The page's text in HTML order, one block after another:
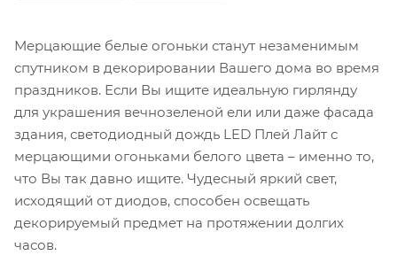
Мерцающие белые огоньки станут незаменимым
спутником в декорировании Вашего дома во время
праздников. Если Вы ищите идеальную гирлянду
для украшения вечнозеленой ели или даже фасада
здания, светодиодный дождь LED Плей Лайт с
мерцающими огоньками белого цвета – именно то,
что Вы так давно ищите. Чудесный яркий свет,
исходящий от диодов, способен освещать
декорируемый предмет на протяжении долгих
часов.